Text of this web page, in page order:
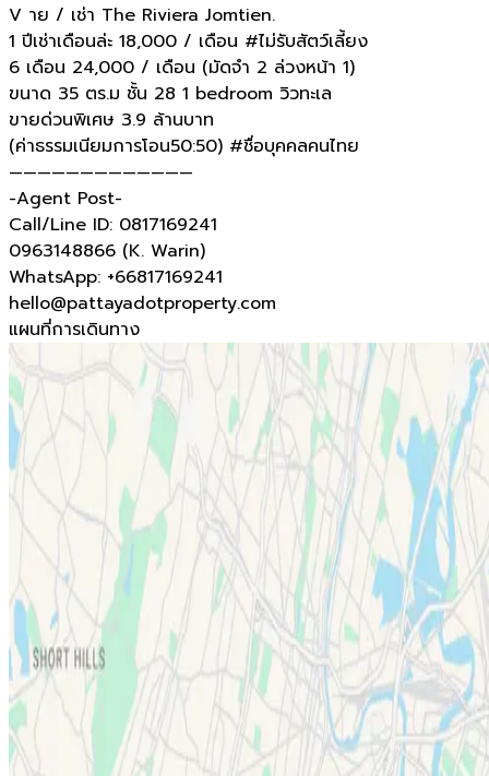
V าย / เช่า The Riviera Jomtien.
1 ปีเช่าเดือนล่ะ 18,000 / เดือน #ไม่รับสัตว์เลี้ยง
6 เดือน 24,000 / เดือน (มัดจำ 2 ล่วงหน้า 1)
ขนาด 35 ตร.ม ชั้น 28 1 bedroom วิวทะเล
ขายด่วนพิเศษ 3.9 ล้านบาท
(ค่าธรรมเนียมการโอน50:50) #ชื่อบุคคลคนไทย
—————————————
-Agent Post-
Call/Line ID: 0817169241
0963148866 (K. Warin)
WhatsApp: +66817169241
hello@pattayadotproperty.com
แผนที่การเดินทาง